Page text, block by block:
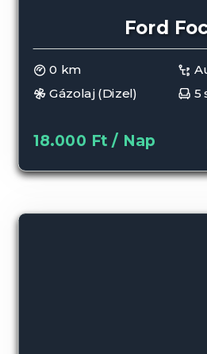
Ford
0 km
Gázolaj (Dizel) 5
18.000 Ft / Nap